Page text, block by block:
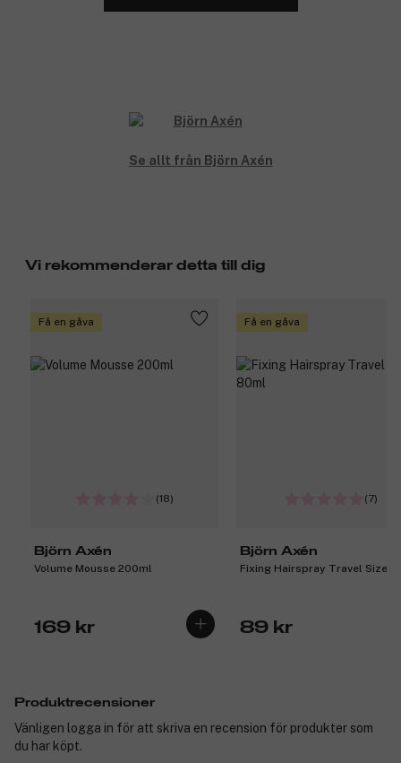
Se allt från Björn Axén
Vi rekommenderar detta till dig
Få en gåva
(18)
Björn Axén
Volume Mousse 200ml
169 kr
Få en gåva
(7)
Björn Axén
Fixing Hairspray Travel Size
89 kr
Produktrecensioner
Vänligen logga in för att skriva en recension för produkter som
du har köpt.